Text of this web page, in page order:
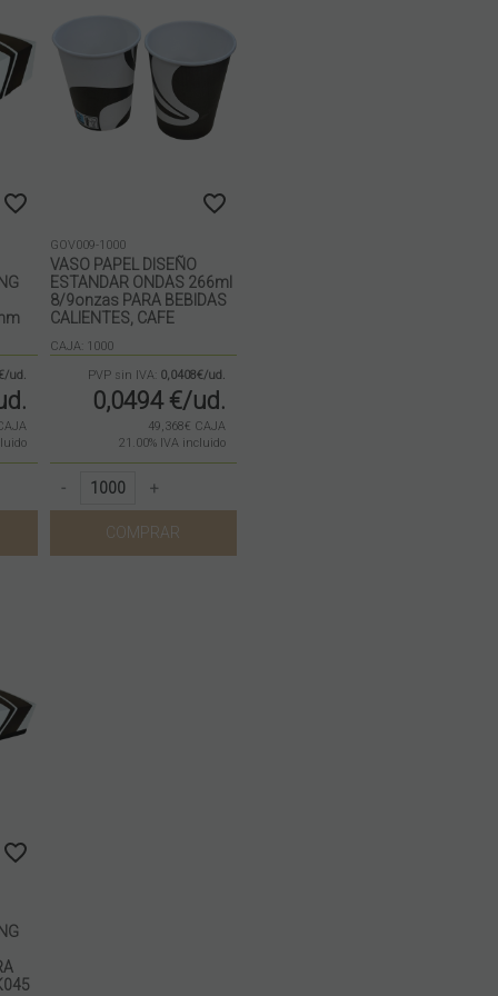
ud.
GOV009-1000
VASO PAPEL DISEÑO
ESTANDAR ONDAS 266ml
8/9onzas PARA BEBIDAS
CALIENTES, CAFE
CAJA: 1000
PVP sin IVA: 0,0408€/ud.
0,0494 €/ud.
49,368€ CAJA
21.00% IVA incluido
- +
COMPRAR